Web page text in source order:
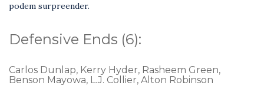
podem surpreender.
Defensive Ends (6):
Carlos Dunlap, Kerry Hyder, Rasheem Green,
Benson Mayowa, L.J. Collier, Alton Robinson